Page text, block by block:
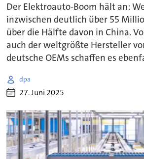
Der Elektroauto-Boom hält an:
inzwischen deutlich über 55
über die Hälfte davon in China.
auch der weltgrößte Hersteller
deutsche OEMs schaffen es
dpa
27. Juni 2025